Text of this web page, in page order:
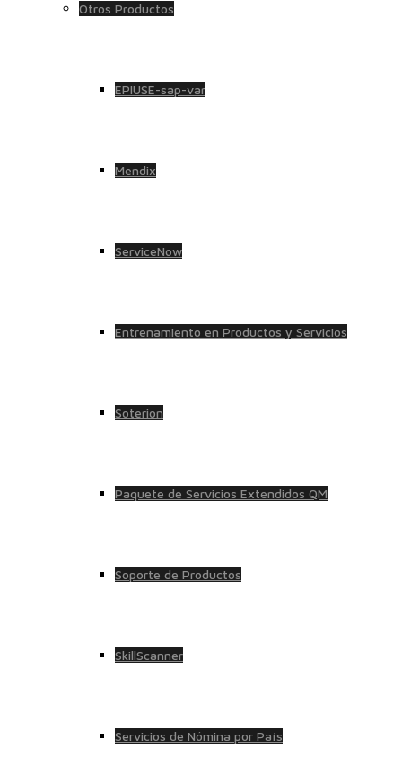
Otros Productos
EPIUSE-sap-var
Mendix
ServiceNow
Entrenamiento en Productos y Servicios
Soterion
Paquete de Servicios Extendidos QM
Soporte de Productos
SkillScanner
Servicios de Nómina por País